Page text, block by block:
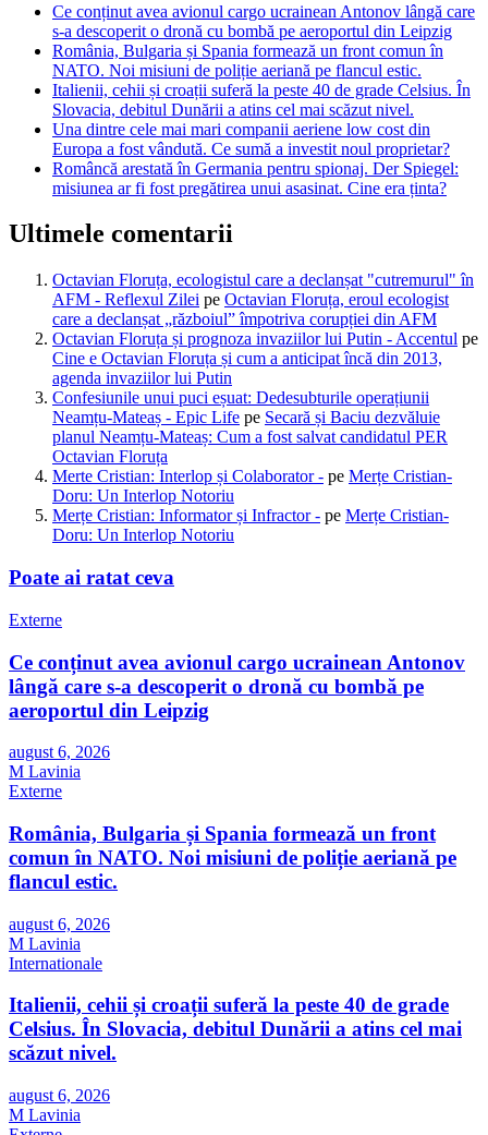
Ce conținut avea avionul cargo ucrainean Antonov lângă care
s-a descoperit o dronă cu bombă pe aeroportul din Leipzig
România, Bulgaria și Spania formează un front comun în
NATO. Noi misiuni de poliție aeriană pe flancul estic.
Italienii, cehii și croații suferă la peste 40 de grade Celsius. În
Slovacia, debitul Dunării a atins cel mai scăzut nivel.
Una dintre cele mai mari companii aeriene low cost din
Europa a fost vândută. Ce sumă a investit noul proprietar?
Româncă arestată în Germania pentru spionaj. Der Spiegel:
misiunea ar fi fost pregătirea unui asasinat. Cine era ținta?
Ultimele comentarii
Octavian Floruța, ecologistul care a declanșat "cutremurul" în
AFM - Reflexul Zilei pe Octavian Floruța, eroul ecologist
care a declanșat „războiul” împotriva corupției din AFM
Octavian Floruța și prognoza invaziilor lui Putin - Accentul pe
Cine e Octavian Floruța și cum a anticipat încă din 2013,
agenda invaziilor lui Putin
Confesiunile unui puci eșuat: Dedesubturile operațiunii
Neamțu-Mateaș - Epic Life pe Secară și Baciu dezvăluie
planul Neamțu-Mateaș: Cum a fost salvat candidatul PER
Octavian Floruța
Merte Cristian: Interlop și Colaborator - pe Merțe Cristian-
Doru: Un Interlop Notoriu
Merțe Cristian: Informator și Infractor - pe Merțe Cristian-
Doru: Un Interlop Notoriu
Poate ai ratat ceva
Externe
Ce conținut avea avionul cargo ucrainean Antonov
lângă care s-a descoperit o dronă cu bombă pe
aeroportul din Leipzig
august 6, 2026
M Lavinia
Externe
România, Bulgaria și Spania formează un front
comun în NATO. Noi misiuni de poliție aeriană pe
flancul estic.
august 6, 2026
M Lavinia
Internationale
Italienii, cehii și croații suferă la peste 40 de grade
Celsius. În Slovacia, debitul Dunării a atins cel mai
scăzut nivel.
august 6, 2026
M Lavinia